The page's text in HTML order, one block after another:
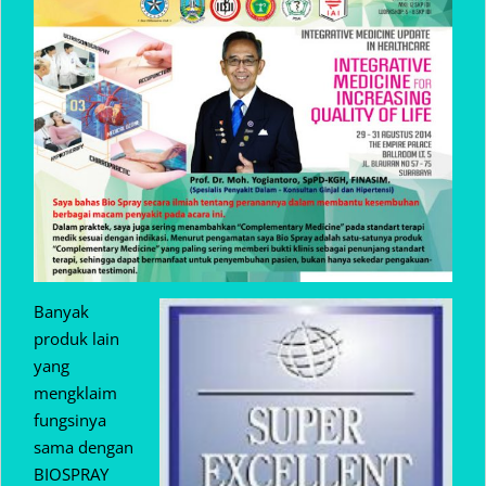
Banyak
produk lain
yang
mengklaim
fungsinya
sama dengan
BIOSPRAY